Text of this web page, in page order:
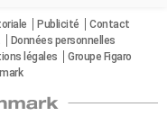
Publicité
Contact
Données personnelles
légales
Groupe Figaro